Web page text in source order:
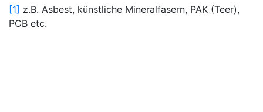
[1] z.B. Asbest, künstliche Mineralfasern, PAK (Teer),
PCB etc.